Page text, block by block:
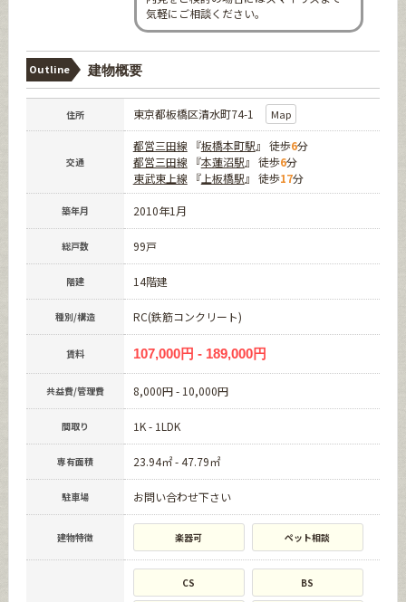
気軽にご相談ください。
Outline 建物概要
住所 東京都板橋区清水町74-1 Map
交通
都営三田線『板橋本町駅』 徒歩6分
都営三田線『本蓮沼駅』 徒歩6分
東武東上線『上板橋駅』 徒歩17分
築年月 2010年1月
総戸数 99戸
階建 14階建
種別/構造 RC(鉄筋コンクリート)
賃料 107,000円 - 189,000円
共益費/管理費 8,000円 - 10,000円
間取り 1K - 1LDK
専有面積 23.94㎡ - 47.79㎡
駐車場 お問い合わせ下さい
建物特徴 楽器可 ペット相談
CS BS